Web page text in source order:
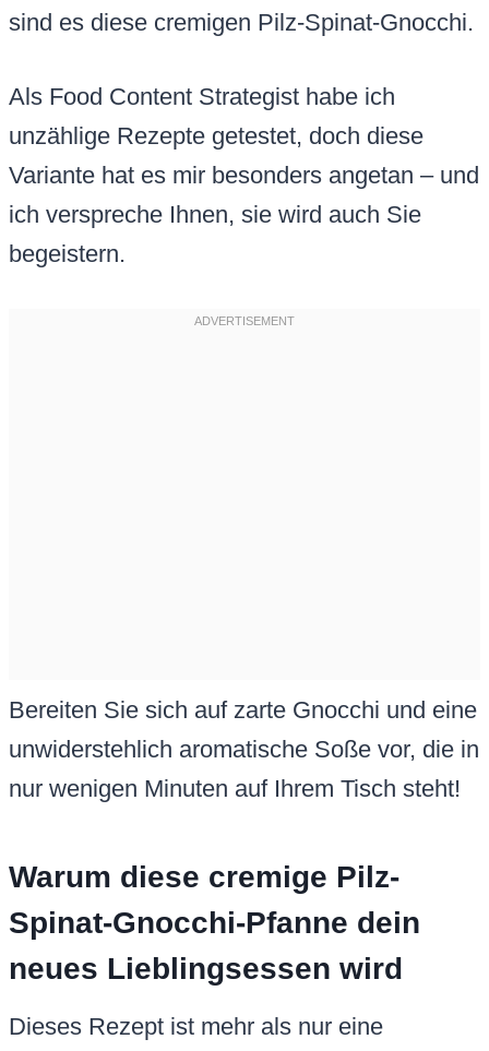
sind es diese cremigen Pilz-Spinat-Gnocchi.
Als Food Content Strategist habe ich
unzählige Rezepte getestet, doch diese
Variante hat es mir besonders angetan – und
ich verspreche Ihnen, sie wird auch Sie
begeistern.
Bereiten Sie sich auf zarte Gnocchi und eine
unwiderstehlich aromatische Soße vor, die in
nur wenigen Minuten auf Ihrem Tisch steht!
Warum diese cremige Pilz-
Spinat-Gnocchi-Pfanne dein
neues Lieblingsessen wird
Dieses Rezept ist mehr als nur eine